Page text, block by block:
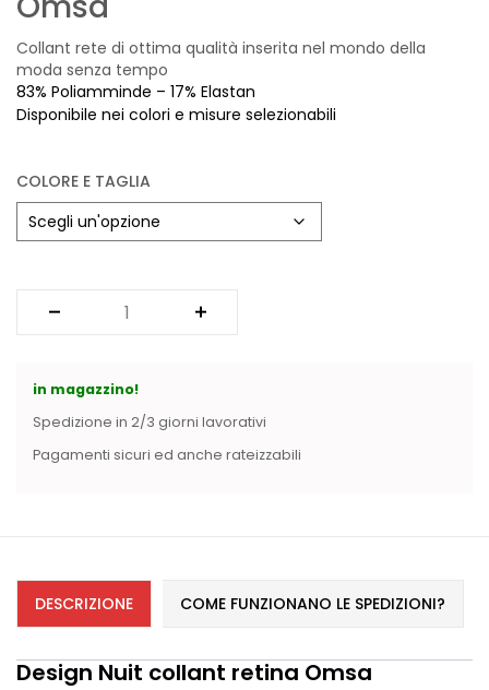
Vintage (165)
Collant rete di ottima qualità inserita nel mondo della
moda senza tempo
83% Poliamminde – 17% Elastan
Disponibile nei colori e misure selezionabili
COLORE E TAGLIA
in magazzino!
Spedizione in 2/3 giorni lavorativi
Pagamenti sicuri ed anche rateizzabili
DESCRIZIONE COME FUNZIONANO LE SPEDIZIONI?
Design Nuit collant retina Omsa